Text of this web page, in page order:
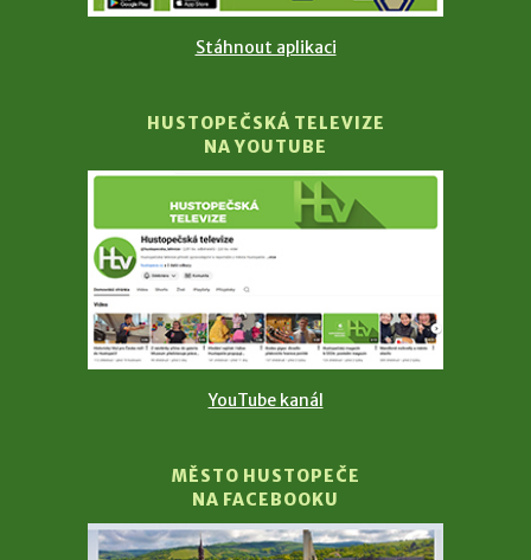
Stáhnout aplikaci
HUSTOPEČSKÁ TELEVIZE
NA YOUTUBE
YouTube kanál
MĚSTO HUSTOPEČE
NA FACEBOOKU